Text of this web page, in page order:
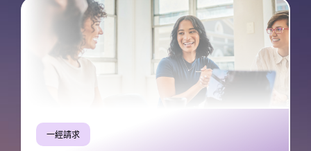
一經請求